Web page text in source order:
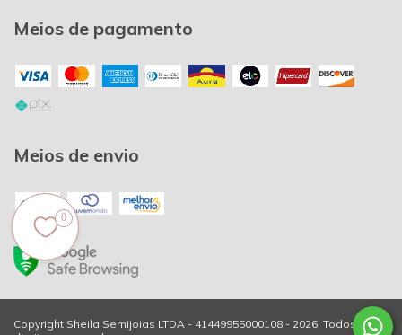
Meios de pagamento
Meios de envio
Copyright Sheila Semijoias LTDA - 41449955000108 - 2026. Todos os
0